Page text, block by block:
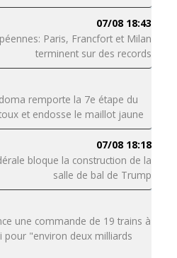
07/08 18:43
Paris, Francfort et Milan
terminent sur des records
remporte la 7e étape du
et endosse le maillot jaune
07/08 18:18
bloque la construction de la
salle de bal de Trump
une commande de 19 trains à
pour "environ deux milliards